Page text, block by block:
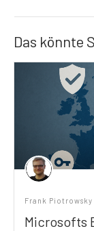
Das könnte
Frank Piotrowsky
Microsofts